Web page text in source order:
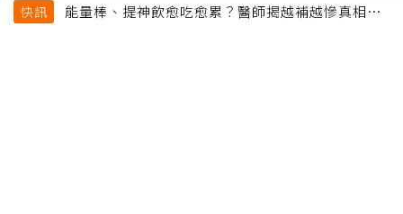
快訊
能量棒、提神飲愈吃愈累？醫師揭越補越慘真相：